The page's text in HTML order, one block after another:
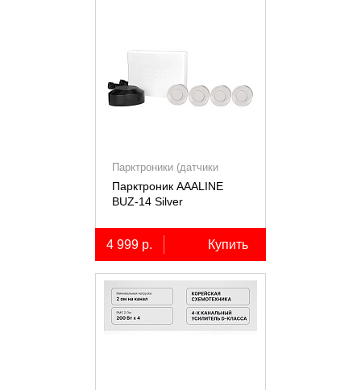
Парктроники (датчики
парковки)
Парктроник AAALINE
BUZ-14 Silver
4 999 р. Купить